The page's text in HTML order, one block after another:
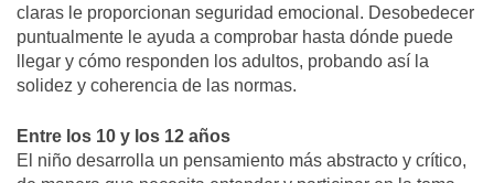
claras le proporcionan seguridad emocional. Desobedecer
puntualmente le ayuda a comprobar hasta dónde puede
llegar y cómo responden los adultos, probando así la
solidez y coherencia de las normas.
Entre los 10 y los 12 años
El niño desarrolla un pensamiento más abstracto y crítico,